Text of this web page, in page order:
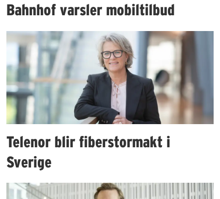
Bahnhof varsler mobiltilbud
Telenor blir fiberstormakt i
Sverige